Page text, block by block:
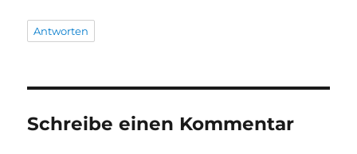
Antworten
Schreibe einen Kommentar